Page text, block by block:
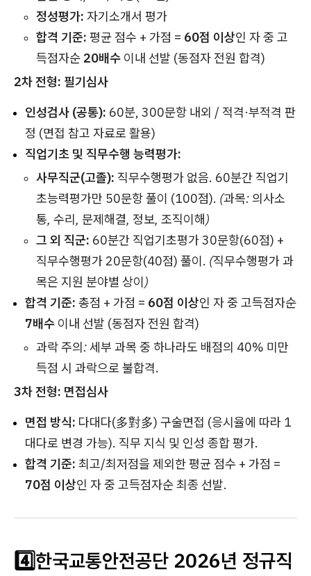
정성평가: 자기소개서 평가
합격 기준: 평균 점수 + 가점 = 60점 이상인 자 중 고
득점자순 20배수 이내 선발 (동점자 전원 합격)
2차 전형: 필기심사
인성검사 (공통): 60분, 300문항 내외 / 적격·부적격 판
정 (면접 참고 자료로 활용)
직업기초 및 직무수행 능력평가:
사무직군(고졸): 직무수행평가 없음. 60분간 직업기
초능력평가만 50문항 풀이 (100점). (과목: 의사소
통, 수리, 문제해결, 정보, 조직이해)
그 외 직군: 60분간 직업기초평가 30문항(60점) +
직무수행평가 20문항(40점) 풀이. (직무수행평가 과
목은 지원 분야별 상이)
합격 기준: 총점 + 가점 = 60점 이상인 자 중 고득점자순
7배수 이내 선발 (동점자 전원 합격)
과락 주의:세부 과목 중 하나라도 배점의 40% 미만
득점 시 과락으로 불합격.
3차 전형: 면접심사
면접 방식: 다대다(多對多) 구술면접 (응시율에 따라 1
대다로 변경 가능). 직무 지식 및 인성 종합 평가.
합격 기준: 최고/최저점을 제외한 평균 점수 + 가점 =
70점 이상인 자 중 고득점자순 최종 선발.
4️⃣한국교통안전공단 2026년 정규직